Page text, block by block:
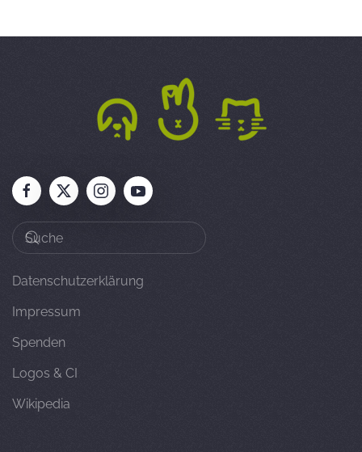
Datenschutzerklärung
Impressum
Spenden
Logos & CI
Wikipedia